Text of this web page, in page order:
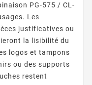
PG-575 / CL-
Les
justificatives ou
la lisibilité du
logos et tampons
ou des supports
restent